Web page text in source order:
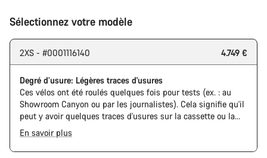
Sélectionnez votre modèle
2XS - #0001116140 4.749 €
Degré d’usure: Légères traces d'usures
Ces vélos ont été roulés quelques fois pour tests (ex. : au
Showroom Canyon ou par les journalistes). Cela signifie qu'il
peut y avoir quelques traces d'usures sur la cassette ou la
chaine. De plus, le cadre et les composants peuvent avoir des
rayures ou des éclats de peinture. Cependant, tous les
composants sont parfaitement fonctionnels.
The Pro Bike has the visual design of the Ultimate CFR but is
built on the Ultimate CF SLX platform.
En savoir plus